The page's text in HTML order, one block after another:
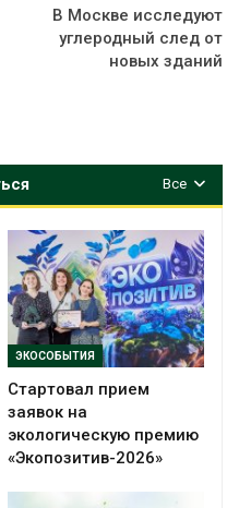
В Москве исследуют
углеродный след от
новых зданий
Все
ЭКОСОБЫТИЯ
Стартовал прием
заявок на
экологическую премию
«Экопозитив-2026»